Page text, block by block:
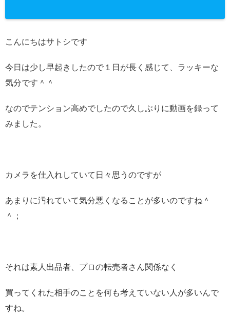
こんにちはサトシです
今日は少し早起きしたので１日が長く感じて、ラッキーな
気分です＾＾
なのでテンション高めでしたので久しぶりに動画を録って
みました。
カメラを仕入れしていて日々思うのですが
あまりに汚れていて気分悪くなることが多いのですね＾
＾；
それは素人出品者、プロの転売者さん関係なく
買ってくれた相手のことを何も考えていない人が多いんで
すね。